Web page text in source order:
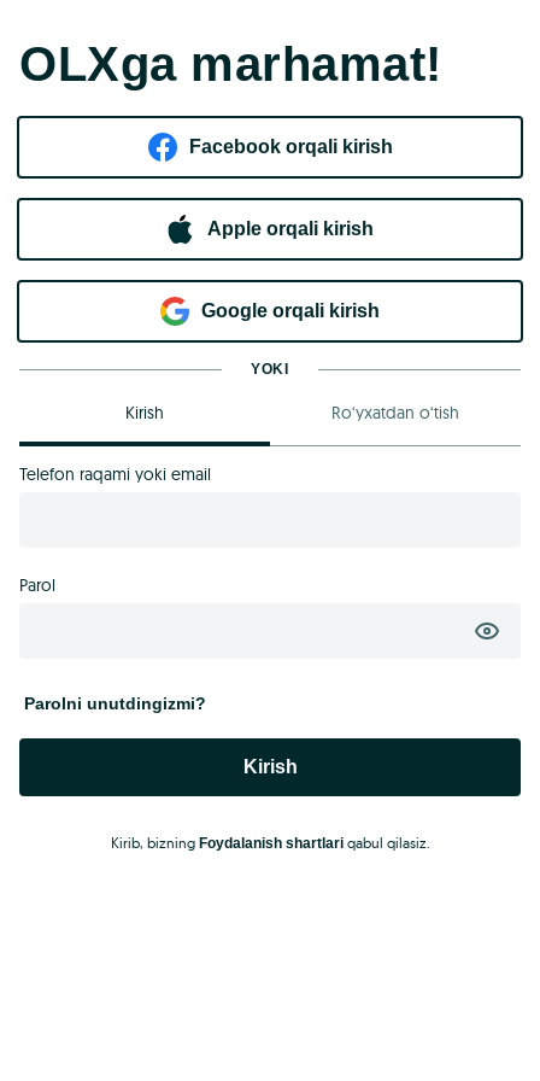
OLXga marhamat!
Facebook orqali kirish​
Apple orqali kirish
Goo​g​le orqali kirish
YOKI
Kirish Ro‘yxatdan o‘tish
Telefon raqami yoki email
Parol
Parolni unutdingizmi?
Kirish
Kirib, bizning Foydalanish shartlariqabul qilasiz.